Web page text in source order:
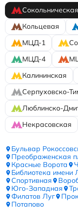
Сокольническая
Кольцевая
МЦД-1
МЦД-4
Калининская
Серпуховско-
Люблинско-
Некрасовская
Бульвар
Преображенская
Красные Ворота
Библиотека имени
Спортивная
Юго-Западная
Филатов Луг
Потапово